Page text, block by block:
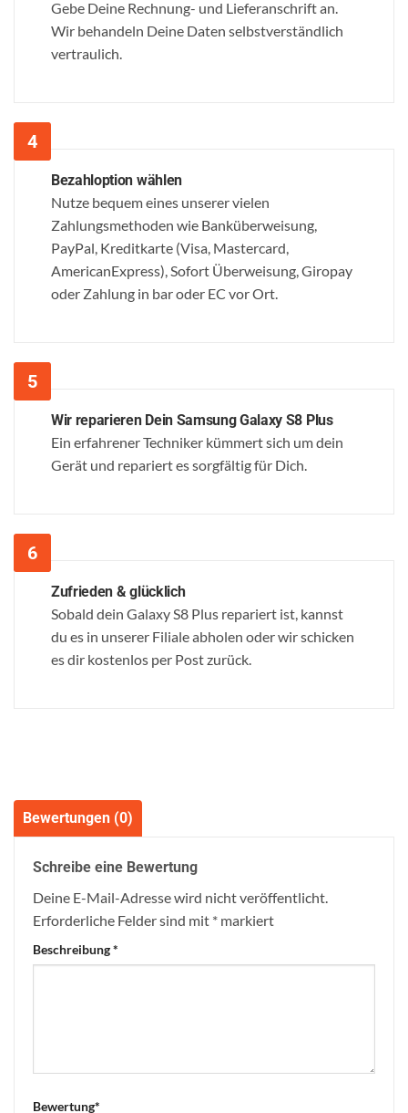
Gebe Deine Rechnung- und Lieferanschrift an.
Wir behandeln Deine Daten selbstverständlich
vertraulich.
Bezahloption wählen
Nutze bequem eines unserer vielen
Zahlungsmethoden wie Banküberweisung,
PayPal, Kreditkarte (Visa, Mastercard,
AmericanExpress), Sofort Überweisung, Giropay
oder Zahlung in bar oder EC vor Ort.
Wir reparieren Dein Samsung Galaxy S8 Plus
Ein erfahrener Techniker kümmert sich um dein
Gerät und repariert es sorgfältig für Dich.
Zufrieden & glücklich
Sobald dein Galaxy S8 Plus repariert ist, kannst
du es in unserer Filiale abholen oder wir schicken
es dir kostenlos per Post zurück.
Bewertungen (0)
Schreibe eine Bewertung
Deine E-Mail-Adresse wird nicht veröffentlicht.
Erforderliche Felder sind mit * markiert
Beschreibung*
Bewertung*